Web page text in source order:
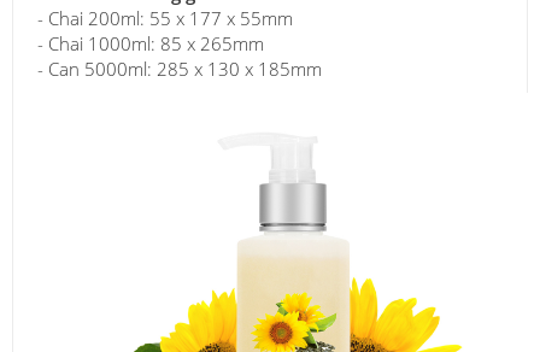
- Chai 200ml: 55 x 177 x 55mm
- Chai 1000ml: 85 x 265mm
- Can 5000ml: 285 x 130 x 185mm